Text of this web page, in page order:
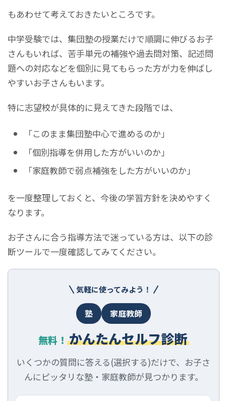
もあわせて考えておきたいところです。
中学受験では、集団塾の授業だけで順調に伸びるお子
さんもいれば、苦手単元の補強や過去問対策、記述問
題への対応などを個別に見てもらった方が力を伸ばし
やすいお子さんもいます。
特に志望校が具体的に見えてきた段階では、
「このまま集団塾中心で進めるのか」
「個別指導を併用した方がいいのか」
「家庭教師で弱点補強をした方がいいのか」
を一度整理しておくと、今後の学習方針を決めやすく
なります。
お子さんに合う指導方法で迷っている方は、以下の診
断ツールで一度確認してみてください。
気軽に使ってみよう！
塾 家庭教師
無料！ かんたんセルフ診断
いくつかの質問に答える(選択する)だけで、お子さ
んにピッタリな塾・家庭教師が見つかります。